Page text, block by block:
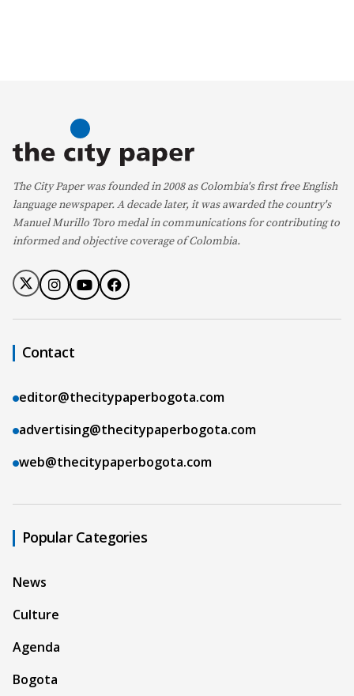
The City Paper was founded in 2008 as Colombia's first free English
language newspaper. A decade later, it was awarded the country's
Manuel Murillo Toro medal in communications for contributing to
informed and objective coverage of Colombia.
Contact
editor@thecitypaperbogota.com
advertising@thecitypaperbogota.com
web@thecitypaperbogota.com
Popular Categories
News
Culture
Agenda
Bogota